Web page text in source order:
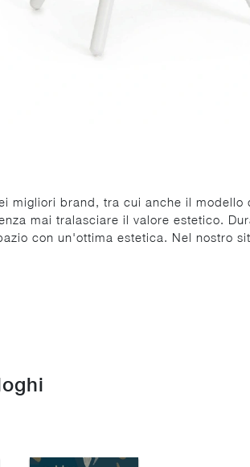
migliori brand, tra cui anche il
mai tralasciare il valore estetico.
con un'ottima estetica. Nel nostro